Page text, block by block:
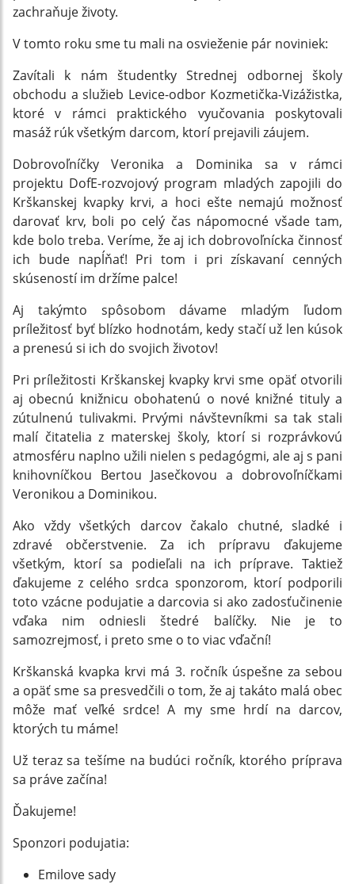
zachraňuje životy.
V tomto roku sme tu mali na osvieženie pár noviniek:
Zavítali k nám študentky Strednej odbornej školy
obchodu a služieb Levice-odbor Kozmetička-Vizážistka,
ktoré v rámci praktického vyučovania poskytovali
masáž rúk všetkým darcom, ktorí prejavili záujem.
Dobrovoľníčky Veronika a Dominika sa v rámci
projektu DofE-rozvojový program mladých zapojili do
Krškanskej kvapky krvi, a hoci ešte nemajú možnosť
darovať krv, boli po celý čas nápomocné všade tam,
kde bolo treba. Veríme, že aj ich dobrovoľnícka činnosť
ich bude napĺňať! Pri tom i pri získavaní cenných
skúseností im držíme palce!
Aj takýmto spôsobom dávame mladým ľudom
príležitosť byť blízko hodnotám, kedy stačí už len kúsok
a prenesú si ich do svojich životov!
Pri príležitosti Krškanskej kvapky krvi sme opäť otvorili
aj obecnú knižnicu obohatenú o nové knižné tituly a
zútulnenú tulivakmi. Prvými návštevníkmi sa tak stali
malí čitatelia z materskej školy, ktorí si rozprávkovú
atmosféru naplno užili nielen s pedagógmi, ale aj s pani
knihovníčkou Bertou Jasečkovou a dobrovoľníčkami
Veronikou a Dominikou.
Ako vždy všetkých darcov čakalo chutné, sladké i
zdravé občerstvenie. Za ich prípravu ďakujeme
všetkým, ktorí sa podieľali na ich príprave. Taktiež
ďakujeme z celého srdca sponzorom, ktorí podporili
toto vzácne podujatie a darcovia si ako zadosťučinenie
vďaka nim odniesli štedré balíčky. Nie je to
samozrejmosť, i preto sme o to viac vďační!
Krškanská kvapka krvi má 3. ročník úspešne za sebou
a opäť sme sa presvedčili o tom, že aj takáto malá obec
môže mať veľké srdce! A my sme hrdí na darcov,
ktorých tu máme!
Už teraz sa tešíme na budúci ročník, ktorého príprava
sa práve začína!
Ďakujeme!
Sponzori podujatia:
Emilove sady